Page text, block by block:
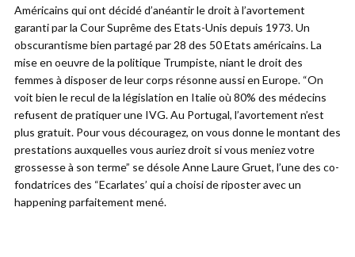
Américains qui ont décidé d’anéantir le droit à l’avortement
garanti par la Cour Suprême des Etats-Unis depuis 1973. Un
obscurantisme bien partagé par 28 des 50 Etats américains. La
mise en oeuvre de la politique Trumpiste, niant le droit des
femmes à disposer de leur corps résonne aussi en Europe. “On
voit bien le recul de la législation en Italie où 80% des médecins
refusent de pratiquer une IVG. Au Portugal, l’avortement n’est
plus gratuit. Pour vous découragez, on vous donne le montant des
prestations auxquelles vous auriez droit si vous meniez votre
grossesse à son terme” se désole Anne Laure Gruet, l’une des co-
fondatrices des “Ecarlates’ qui a choisi de riposter avec un
happening parfaitement mené.